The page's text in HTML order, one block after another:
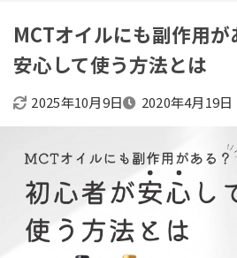
MCTオイルにも副作用
安心して使う方法とは
2025年10月9日 2020年4月19日